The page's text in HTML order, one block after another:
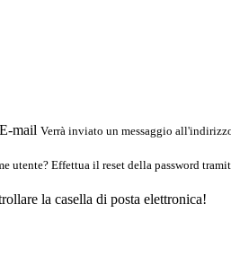
E-mail Verrà inviato un messaggio
utente? Effettua il reset della password
la casella di posta elettronica!